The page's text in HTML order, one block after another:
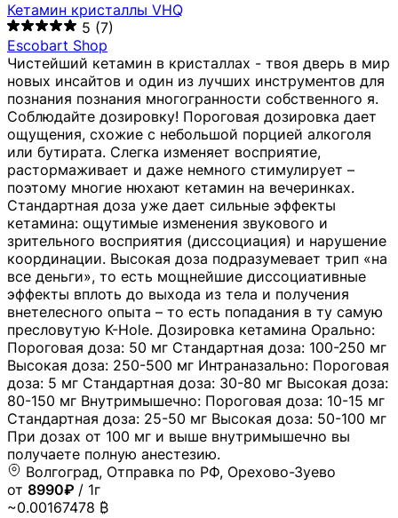
Кетамин кристаллы VHQ
5 (7)
Escobart Shop
Чистейший кетамин в кристаллах - твоя дверь в мир
новых инсайтов и один из лучших инструментов для
познания познания многогранности собственного я.
Соблюдайте дозировку! Пороговая дозировка дает
ощущения, схожие с небольшой порцией алкоголя
или бутирата. Слегка изменяет восприятие,
растормаживает и даже немного стимулирует –
поэтому многие нюхают кетамин на вечеринках.
Стандартная доза уже дает сильные эффекты
кетамина: ощутимые изменения звукового и
зрительного восприятия (диссоциация) и нарушение
координации. Высокая доза подразумевает трип «на
все деньги», то есть мощнейшие диссоциативные
эффекты вплоть до выхода из тела и получения
внетелесного опыта – то есть попадания в ту самую
пресловутую K-Hole. Дозировка кетамина Орально:
Пороговая доза: 50 мг Стандартная доза: 100-250 мг
Высокая доза: 250-500 мг Интраназально: Пороговая
доза: 5 мг Стандартная доза: 30-80 мг Высокая доза:
80-150 мг Внутримышечно: Пороговая доза: 10-15 мг
Стандартная доза: 25-50 мг Высокая доза: 50-100 мг
При дозах от 100 мг и выше внутримышечно вы
получаете полную анестезию.
Волгоград, Отправка по РФ, Орехово-Зуево
от 8990₽ / 1г
~0.00167478 ₿